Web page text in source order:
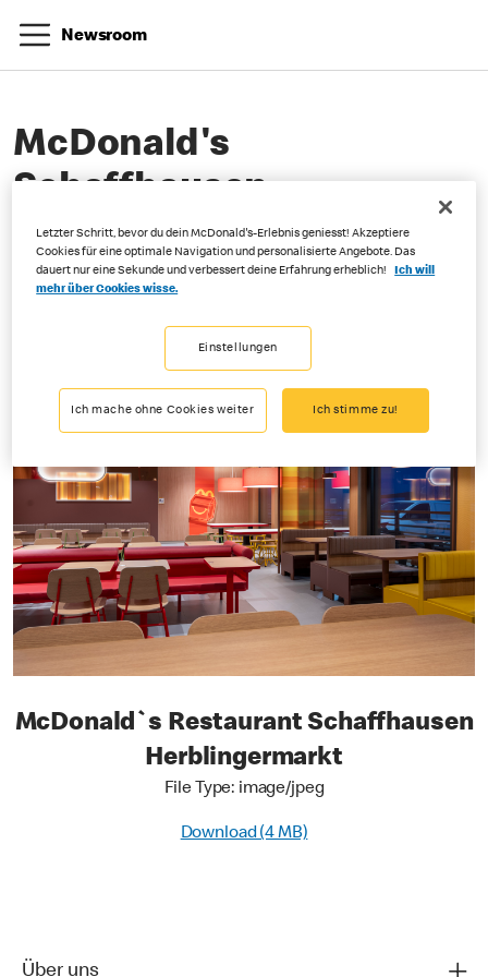
Newsroom
McDonald's
Schaffhausen
Herblngermarkt
McDonald`s Restaurant Schaffhausen
Herblingermarkt
File Type: image/jpeg
Download (4 MB)
Über uns
Letzter Schritt, bevor du dein McDonald's-Erlebnis geniesst! Akzeptiere
Cookies für eine optimale Navigation und personalisierte Angebote. Das
dauert nur eine Sekunde und verbessert deine Erfahrung erheblich!
Ich will
mehr über Cookies wisse.
Einstellungen
Ich mache ohne Cookies weiter Ich stimme zu!